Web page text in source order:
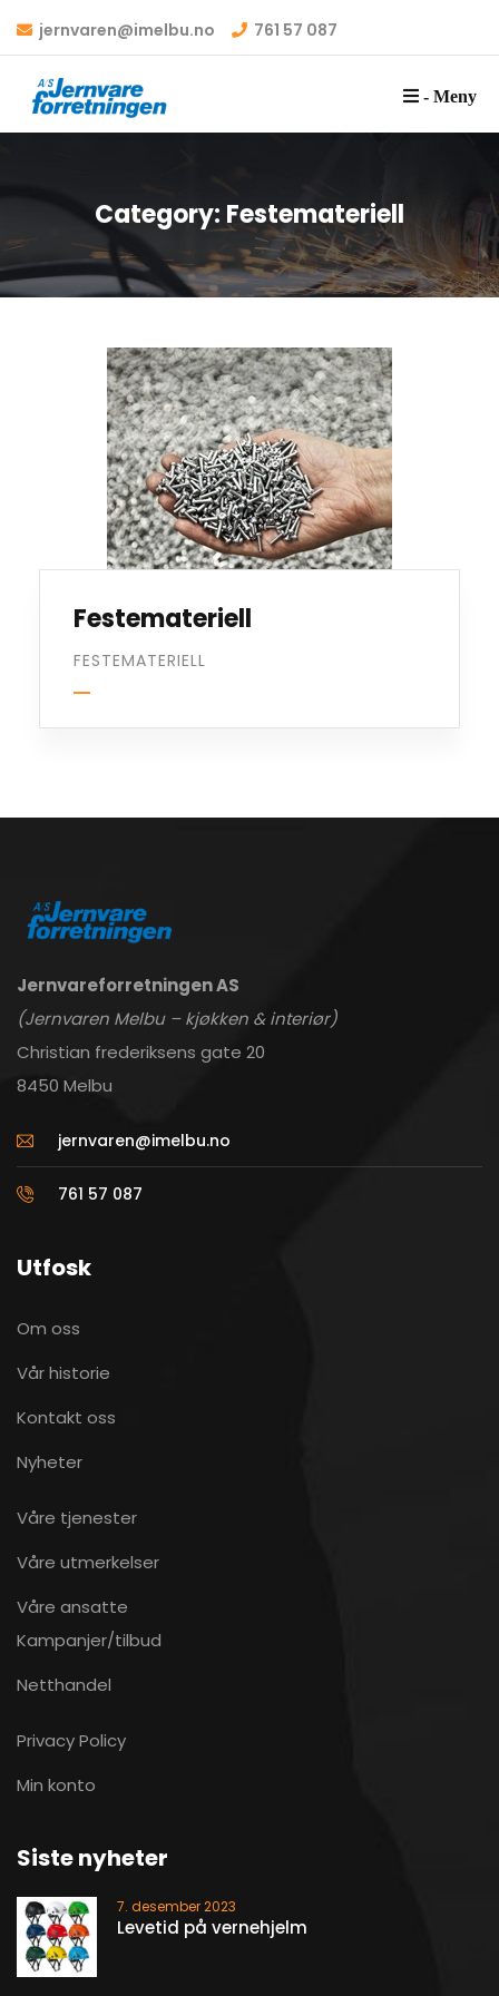
jernvaren@imelbu.no 761 57 087
- Meny
Category: Festemateriell
Festemateriell
FESTEMATERIELL
Jernvareforretningen AS
(Jernvaren Melbu – kjøkken & interiør)
Christian frederiksens gate 20
8450 Melbu
jernvaren@imelbu.no
761 57 087
Utfosk
Om oss
Vår historie
Kontakt oss
Nyheter
Våre tjenester
Våre utmerkelser
Våre ansatte
Kampanjer/tilbud
Netthandel
Privacy Policy
Min konto
Siste nyheter
7. desember 2023
Levetid på vernehjelm